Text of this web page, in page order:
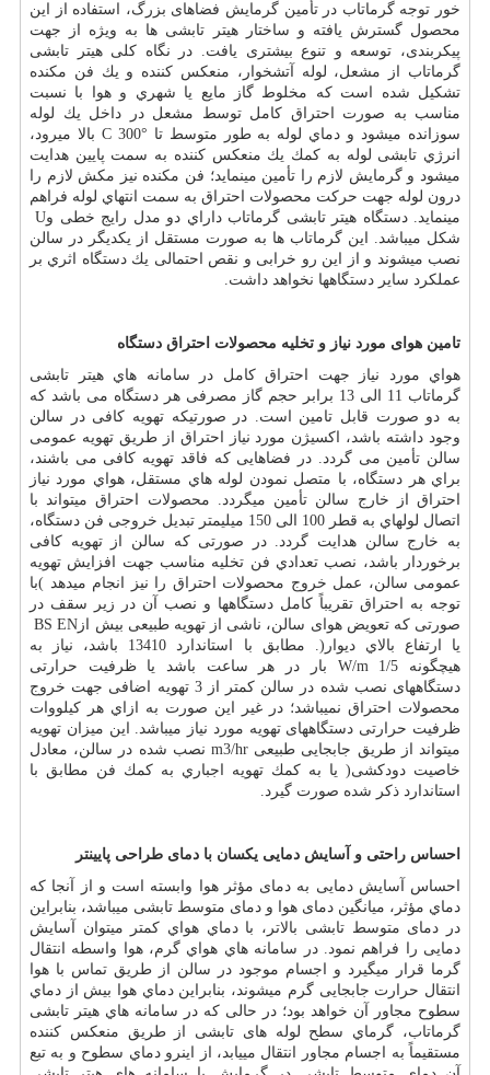
خور توجه گرماتاب در تأمین گرمایش فضاهای بزرگ، استفاده از این
محصول گسترش یافته و ساختار هیتر تابشی ها به ویژه از جهت
پیکربندی، توسعه و تنوع بیشتری یافت. در نگاه کلی هیتر تابشی
گرماتاب از مشعل، لوله آتشخوار، منعکس كننده و یك فن مکنده
تشکیل شده است كه مخلوط گاز مایع یا شهري و هوا با نسبت
مناسب به صورت احتراق کامل توسط مشعل در داخل یك لوله
سوزانده میشود و دماي لوله به طور متوسط تا C 300° بالا میرود،
انرژي تابشی لوله به كمك يك منعکس کننده به سمت پایین هدایت
میشود و گرمایش لازم را تأمین مینماید؛ فن مکنده نیز مکش لازم را
درون لوله جهت حركت محصولات احتراق به سمت انتهاي لوله فراهم
مینماید. دستگاه هیتر تابشی گرماتاب داراي دو مدل رایج خطی وU
شکل میباشد. این گرماتاب ها به صورت مستقل از یکدیگر در سالن
نصب میشوند و از این رو خرابی و نقص احتمالی یك دستگاه اثري بر
عملکرد سایر دستگاهها نخواهد داشت.
تامین هوای مورد نیاز و تخلیه محصولات احتراق دستگاه
هواي مورد نیاز جهت احتراق کامل در سامانه هاي هیتر تابشی
گرماتاب 11 الی 13 برابر حجم گاز مصرفی هر دستگاه می باشد كه
به دو صورت قابل تامین است. در صورتیکه تهویه کافی در سالن
وجود داشته باشد، اکسیژن مورد نیاز احتراق از طریق تهویه عمومی
سالن تأمین می گردد. در فضاهایی كه فاقد تهویه كافی می باشند،
براي هر دستگاه، با متصل نمودن لوله هاي مستقل، هواي مورد نیاز
احتراق از خارج سالن تأمین میگردد. محصولات احتراق میتواند با
اتصال لولهاي به قطر 100 الی 150 میلیمتر تبدیل خروجی فن دستگاه،
به خارج سالن هدایت گردد. در صورتی که سالن از تهویه کافی
برخوردار باشد، نصب تعدادي فن تخلیه مناسب جهت افزایش تهویه
عمومی سالن، عمل خروج محصولات احتراق را نیز انجام میدهد )با
توجه به احتراق تقریباً كامل دستگاهها و نصب آن در زیر سقف در
صورتی که تعویض هوای سالن، ناشی از تهویه طبیعی بیش از BS EN
یا ارتفاع بالاي دیوار(. مطابق با استاندارد 13410 باشد، نیاز به
هیچگونه W/m 1/5 بار در هر ساعت باشد یا ظرفیت حرارتی
دستگاههای نصب شده در سالن كمتر از 3 تهویه اضافی جهت خروج
محصولات احتراق نمیباشد؛ در غیر این صورت به ازاي هر كيلووات
ظرفیت حرارتی دستگاههای تهویه مورد نیاز میباشد. این میزان تهویه
میتواند از طریق جابجایی طبیعی m3/hr نصب شده در سالن، معادل
خاصیت دودکشی( یا به كمك تهویه اجباري به كمك فن مطابق با
استاندارد ذكر شده صورت گیرد.
احساس راحتی و آسایش دمایی یکسان با دمای طراحی پایینتر
احساس آسایش دمایی به دمای مؤثر هوا وابسته است و از آنجا كه
دماي مؤثر، میانگین دمای هوا و دمای متوسط تابشی میباشد، بنابراین
در دمای متوسط تابشی بالاتر، با دماي هواي كمتر میتوان آسایش
دمایی را فراهم نمود. در سامانه هاي هواي گرم، هوا واسطه انتقال
گرما قرار میگیرد و اجسام موجود در سالن از طریق تماس با هوا
انتقال حرارت جابجایی گرم میشوند، بنابراین دماي هوا بیش از دماي
سطوح مجاور آن خواهد بود؛ در حالی كه در سامانه هاي هیتر تابشی
گرماتاب، گرماي سطح لوله های تابشی از طریق منعکس کننده
مستقیماً به اجسام مجاور انتقال مییابد، از اینرو دماي سطوح و به تبع